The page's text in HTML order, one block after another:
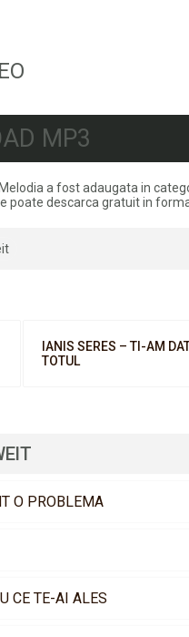
MP3
. Melodia a fost adaugata in
poate descarca gratuit in
IANIS SERES – TI-AM
TOTUL
O PROBLEMA
CE TE-AI ALES